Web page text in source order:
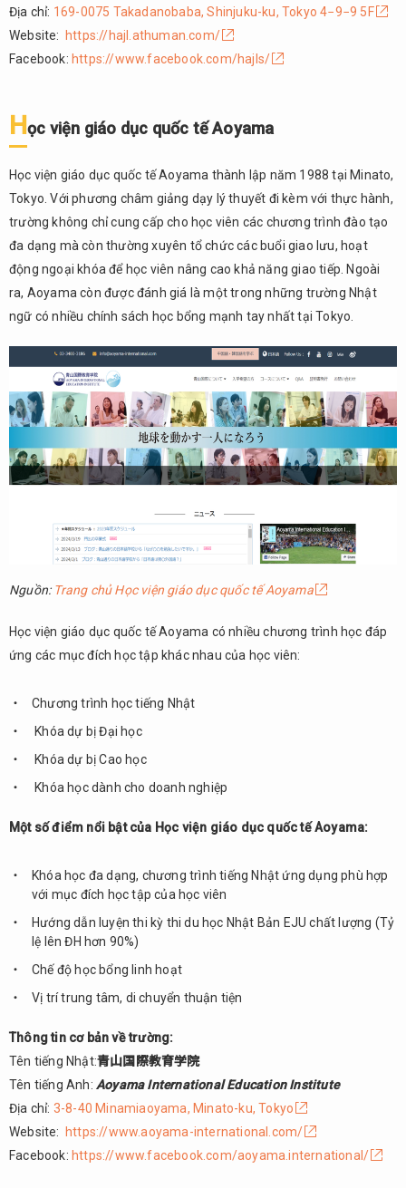
Trường
Nhật
ngữ
(D.B.C)
Học
viện
giáo
dục
Canaan
viện
Nhật
ngữ
Ohara
Tokyo
2.19.
Trường
Nhật
Tokyo
Hirata
Học
Nhật
ngữ
3.
Tổng
Địa chỉ: 169-0075 Takadanobaba, Shinjuku-ku, Tokyo 4−9−9 5F
Website:
https://hajl.athuman.com/
Facebook: https://www.facebook.com/hajls/
Học viện giáo dục quốc tế Aoyama
Học viện giáo dục quốc tế Aoyama thành lập năm 1988 tại Minato,
Tokyo. Với phương châm giảng dạy lý thuyết đi kèm với thực hành,
trường không chỉ cung cấp cho học viên các chương trình đào tạo
đa dạng mà còn thường xuyên tổ chức các buổi giao lưu, hoạt
động ngoại khóa để học viên nâng cao khả năng giao tiếp. Ngoài
ra, Aoyama còn được đánh giá là một trong những trường Nhật
ngữ có nhiều chính sách học bổng mạnh tay nhất tại Tokyo.
Nguồn: Trang chủ Học viện giáo dục quốc tế Aoyama
Học viện giáo dục quốc tế Aoyama có nhiều chương trình học đáp
ứng các mục đích học tập khác nhau của học viên:
Chương trình học tiếng Nhật
Khóa dự bị Đại học
Khóa dự bị Cao học
Khóa học dành cho doanh nghiệp
Một số điểm nổi bật của Học viện giáo dục quốc tế Aoyama:
Khóa học đa dạng, chương trình tiếng Nhật ứng dụng phù hợp
với mục đích học tập của học viên
Hướng dẫn luyện thi kỳ thi du học Nhật Bản EJU chất lượng (Tỷ
lệ lên ĐH hơn 90%)
Chế độ học bổng linh hoạt
Vị trí trung tâm, di chuyển thuận tiện
Thông tin cơ bản về trường:
Tên tiếng Nhật:青山国際教育学院
Tên tiếng Anh: Aoyama International Education Institute
Địa chỉ: 3-8-40 Minamiaoyama, Minato-ku, Tokyo
Website:https://www.aoyama-international.com/
Facebook: https://www.facebook.com/aoyama.international/